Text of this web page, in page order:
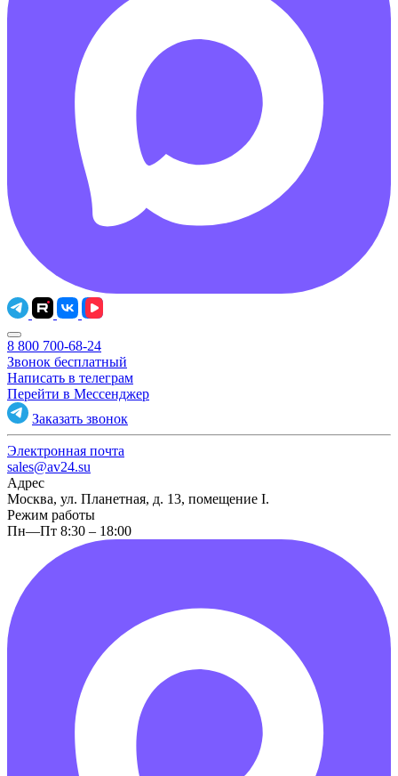
8 800 700-68-24
Звонок бесплатный
Написать в телеграм
Перейти в Мессенджер
Заказать звонок
Электронная почта
sales@av24.su
Адрес
Москва, ул. Планетная, д. 13, помещение I.
Режим работы
Пн—Пт 8:30 – 18:00